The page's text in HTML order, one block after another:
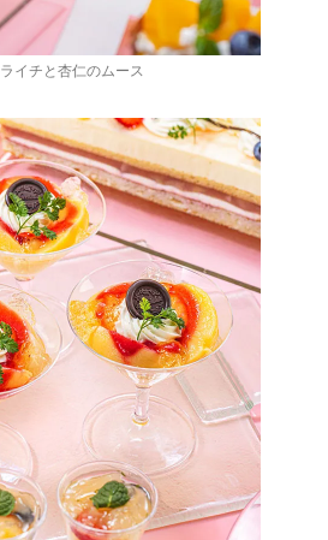
イチと杏仁のムース